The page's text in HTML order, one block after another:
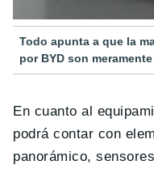
Todo apunta a que la
por BYD son
En cuanto al
podrá contar con
panorámico,